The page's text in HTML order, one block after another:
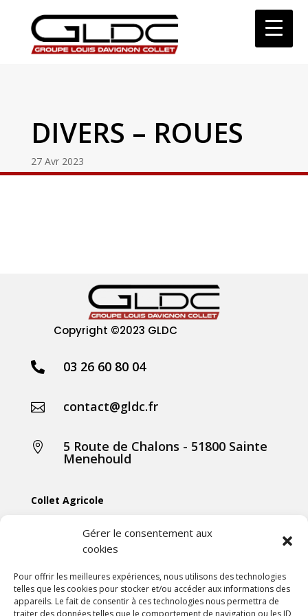
Gérer le consentement aux
cookies
Pour offrir les meilleures expériences, nous utilisons des technologies
telles que les cookies pour stocker et/ou accéder aux informations des
appareils. Le fait de consentir à ces technologies nous permettra de
traiter des données telles que le comportement de navigation ou les ID
DIVERS – ROUES
27 Avr 2023
Copyright ©2023 GLDC
 03 26 60 80 04
 contact@gldc.fr
 5 Route de Chalons - 51800 Sainte
Menehould
Collet Agricole
Collet Motoculture
Collet Élevage
Les actus